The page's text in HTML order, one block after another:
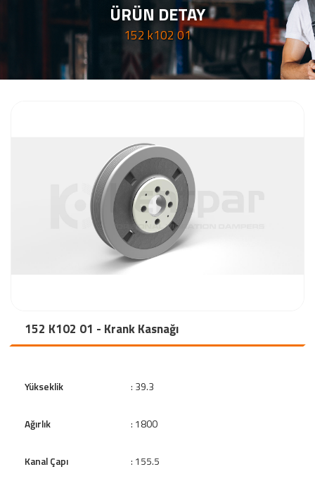
ÜRÜN DETAY
152 k102 01
152 K102 01 - Krank Kasnağı
Yükseklik : 39.3
Ağırlık : 1800
Kanal Çapı : 155.5